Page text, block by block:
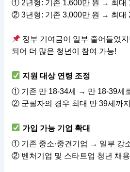
① 2년형: 기존 1,600만 원 → 최대
② 3년형: 기존 3,000만 원 → 최대
정부 기여금이 일부 줄어들었
되어 더 많은 청년이 참여 가능!
지원 대상 연령 조정
① 기존 만 18-34세 → 만 18-39세
② 군필자의 경우 최대 만 39세까
가입 가능 기업 확대
① 기존 중소·중견기업 → 일부 강
② 벤처기업 및 스타트업 청년 채